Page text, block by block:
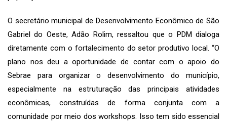
O secretário municipal de Desenvolvimento Econômico de São
Gabriel do Oeste, Adão Rolim, ressaltou que o PDM dialoga
diretamente com o fortalecimento do setor produtivo local. “O
plano nos deu a oportunidade de contar com o apoio do
Sebrae para organizar o desenvolvimento do município,
especialmente na estruturação das principais atividades
econômicas, construídas de forma conjunta com a
comunidade por meio dos workshops. Isso tem sido essencial